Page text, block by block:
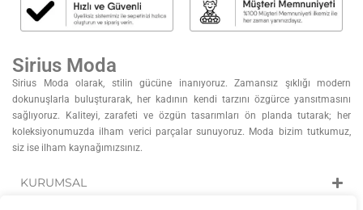
Sirius Moda
Sirius Moda olarak, stilin gücüne inanıyoruz. Zamansız şıklığı modern
dokunuşlarla buluşturarak, her kadının kendi tarzını özgürce yansıtmasını
sağlıyoruz. Kaliteyi, zarafeti ve özgün tasarımları ön planda tutarak; her
koleksiyonumuzda ilham verici parçalar sunuyoruz. Moda bizim tutkumuz,
siz ise ilham kaynağımızsınız.
KURUMSAL